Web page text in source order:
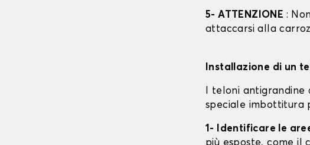
5- ATTENZIONE :
attaccarsi alla
Installazione di un
I teloni antigrandine
speciale imbottitura
1- Identificare le